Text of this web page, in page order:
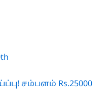
சம்பளம் Rs.25000